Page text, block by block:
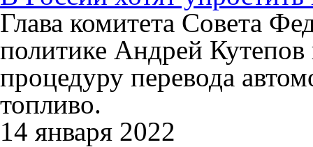
Глава комитета Совета
политике Андрей
процедуру перевода
топливо.
14 января 2022